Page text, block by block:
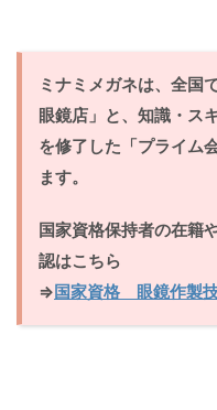
ミナミメガネは、全国
眼鏡店」と、知識・ス
を修了した「プライム
ます。
国家資格保持者の在籍
認はこちら
⇒国家資格 眼鏡作製